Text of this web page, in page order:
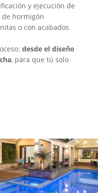
y ejecución de
hormigón
o con acabados
desde el diseño
, para que tú solo